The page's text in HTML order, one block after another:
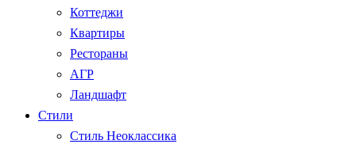
Коттеджи
Квартиры
Рестораны
АГР
Ландшафт
Стили
Стиль Неоклассика